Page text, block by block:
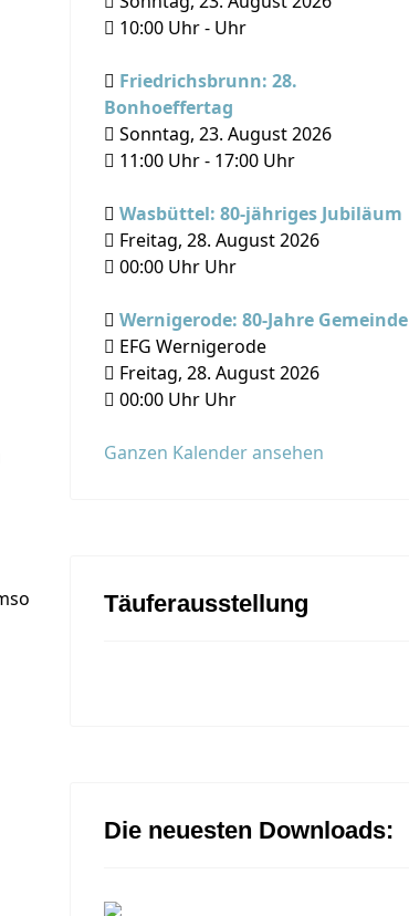
10:00 Uhr - Uhr
Friedrichsbrunn: 28.
Bonhoeffertag
Sonntag, 23. August 2026
11:00 Uhr - 17:00 Uhr
Wasbüttel: 80-jähriges Jubiläum
Freitag, 28. August 2026
00:00 Uhr Uhr
Wernigerode: 80-Jahre Gemeinde
EFG Wernigerode
Freitag, 28. August 2026
00:00 Uhr Uhr
Ganzen Kalender ansehen
Täuferausstellung
Die neuesten Downloads: